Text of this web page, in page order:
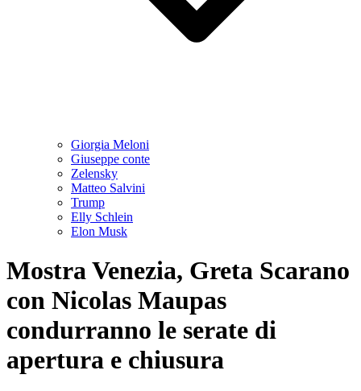
Giorgia Meloni
Giuseppe conte
Zelensky
Matteo Salvini
Trump
Elly Schlein
Elon Musk
Mostra Venezia, Greta Scarano
con Nicolas Maupas
condurranno le serate di
apertura e chiusura